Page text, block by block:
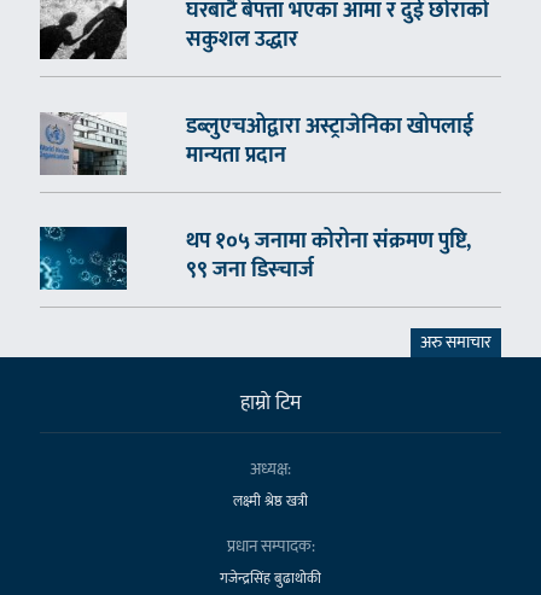
घरबाटै बेपत्ता भएका आमा र दुई छोराको
सकुशल उद्धार
डब्लुएचओद्वारा अस्ट्राजेनिका खोपलाई
मान्यता प्रदान
थप १०५ जनामा कोरोना संक्रमण पुष्टि,
९९ जना डिस्चार्ज
अरु समाचार
हाम्राे टिम
अध्यक्ष:
लक्ष्मी श्रेष्ठ खत्री
प्रधान सम्पादक:
गजेन्द्रसिंह बुढाथोकी